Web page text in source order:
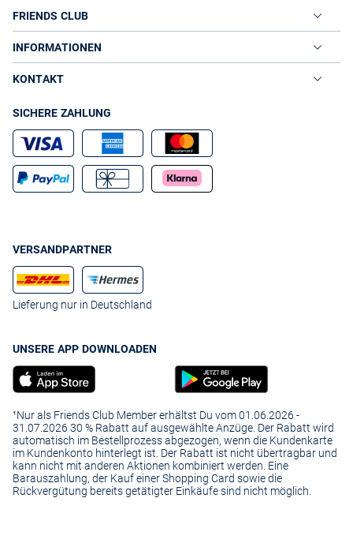
FRIENDS CLUB
INFORMATIONEN
KONTAKT
SICHERE ZAHLUNG
VERSANDPARTNER
Lieferung nur in Deutschland
UNSERE APP DOWNLOADEN
¹Nur als Friends Club Member erhältst Du vom 01.06.2026 -
31.07.2026 30 % Rabatt auf ausgewählte Anzüge. Der Rabatt wird
automatisch im Bestellprozess abgezogen, wenn die Kundenkarte
im Kundenkonto hinterlegt ist. Der Rabatt ist nicht übertragbar und
kann nicht mit anderen Aktionen kombiniert werden. Eine
Barauszahlung, der Kauf einer Shopping Card sowie die
Rückvergütung bereits getätigter Einkäufe sind nicht möglich.